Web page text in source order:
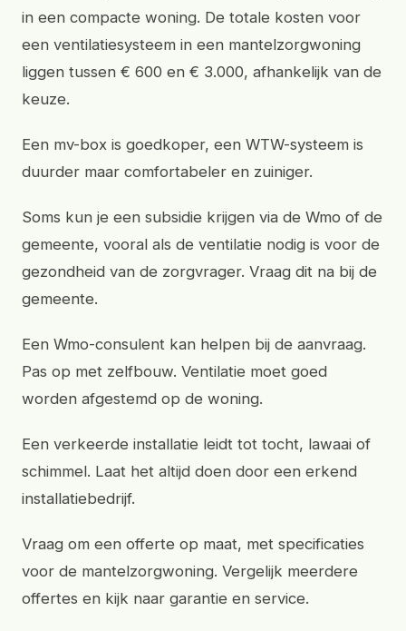
in een compacte woning. De totale kosten voor
een ventilatiesysteem in een mantelzorgwoning
liggen tussen € 600 en € 3.000, afhankelijk van de
keuze.
Een mv-box is goedkoper, een WTW-systeem is
duurder maar comfortabeler en zuiniger.
Soms kun je een subsidie krijgen via de Wmo of de
gemeente, vooral als de ventilatie nodig is voor de
gezondheid van de zorgvrager. Vraag dit na bij de
gemeente.
Een Wmo-consulent kan helpen bij de aanvraag.
Pas op met zelfbouw. Ventilatie moet goed
worden afgestemd op de woning.
Een verkeerde installatie leidt tot tocht, lawaai of
schimmel. Laat het altijd doen door een erkend
installatiebedrijf.
Vraag om een offerte op maat, met specificaties
voor de mantelzorgwoning. Vergelijk meerdere
offertes en kijk naar garantie en service.